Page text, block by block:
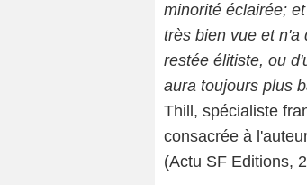
minorité éclairée;
très bien vue et n'a
restée élitiste, ou
aura toujours plus
Thill, spécialiste
consacrée à
(Actu SF Editions,